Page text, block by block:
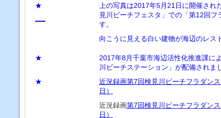
★
上の写真は2017年5月21日に開催さ
見川ビーチフェスタ」での「第12回
す。
向こうに見える白い建物が海辺のレス
★
2017年8月千葉市海辺活性化推進課に
川ビーチステーション」が配備されま
★
近況録画第7回検見川ビーチフラダン
日）
近況録画第7回検見川ビーチフラダン
日）